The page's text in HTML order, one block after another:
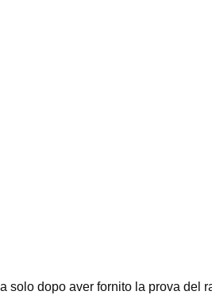
solo dopo aver fornito la prova del